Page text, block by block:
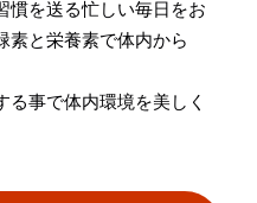
慣を送る忙しい毎日をお
素と栄養素で体内から
る事で体内環境を美しく